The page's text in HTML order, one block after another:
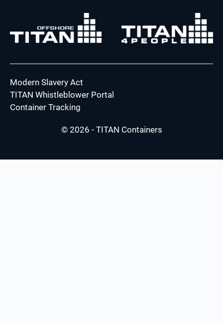
Modern Slavery Act
TITAN Whistleblower Portal
Container Tracking
© 2026 - TITAN Containers